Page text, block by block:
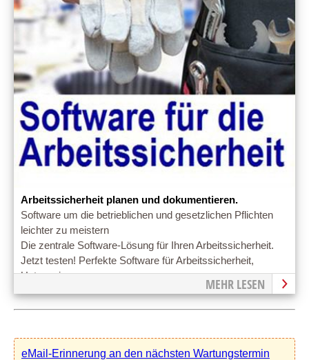
Arbeitssicherheit planen und dokumentieren.
Software um die betrieblichen und gesetzlichen Pflichten
leichter zu meistern
Die zentrale Software-Lösung für Ihren Arbeitssicherheit.
Jetzt testen! Perfekte Software für Arbeitssicherheit,
Unterweisung.
MEHR LESEN
eMail-Erinnerung an den nächsten Wartungstermin